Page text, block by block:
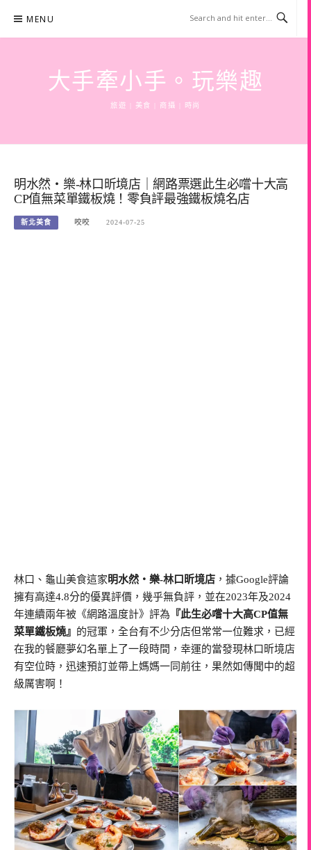
content
MENU
大手牽小手。玩樂趣
旅遊 | 美食 | 商攝 | 時尚
明水然・樂-林口昕境店｜網路票選此生必嚐十大高
CP值無菜單鐵板燒！零負評最強鐵板燒名店
新北美食 咬咬 2024-07-25
林口、龜山美食這家明水然・樂-林口昕境店 ，據Google評論
擁有高達4.8分的優異評價，幾乎無負評，並在2023年及2024
年連續兩年被《網路溫度計》評為 『此生必嚐十大高CP值無
菜單鐵板燒』 的冠軍，全台有不少分店但常常一位難求，已經
在我的餐廳夢幻名單上了一段時間，幸運的當發現林口昕境店
有空位時，迅速預訂並帶上媽媽一同前往，果然如傳聞中的超
級厲害啊！